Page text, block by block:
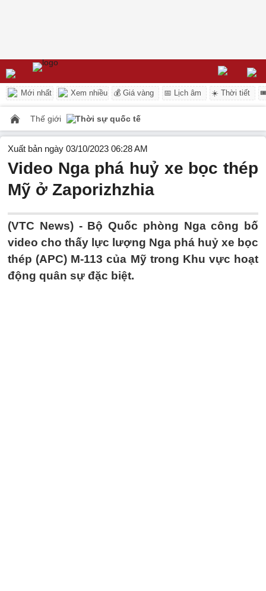
Mới nhất Xem nhiều 💰 Giá vàng 📅 Lịch âm ☀️ Thời tiết
Thế giới Thời sự quốc tế
Xuất bản ngày 03/10/2023 06:28 AM
Video Nga phá huỷ xe bọc thép
Mỹ ở Zaporizhzhia
(VTC News) - Bộ Quốc phòng Nga công bố
video cho thấy lực lượng Nga phá huỷ xe bọc
thép (APC) M-113 của Mỹ trong Khu vực hoạt
động quân sự đặc biệt.